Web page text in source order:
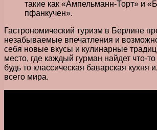
такие как «Ампельманн-Торт» и
пфанкучен».
Гастрономический туризм в Берлине
незабываемые впечатления и
себя новые вкусы и кулинарные
место, где каждый гурман найдет что-
будь то классическая баварская кухня
всего мира.